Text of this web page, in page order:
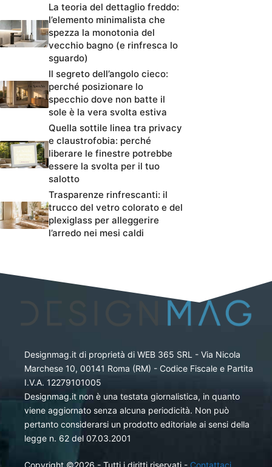
La teoria del dettaglio freddo:
l’elemento minimalista che
spezza la monotonia del
vecchio bagno (e rinfresca lo
sguardo)
Il segreto dell’angolo cieco:
perché posizionare lo
specchio dove non batte il
sole è la vera svolta estiva
Quella sottile linea tra privacy
e claustrofobia: perché
liberare le finestre potrebbe
essere la svolta per il tuo
salotto
Trasparenze rinfrescanti: il
trucco del vetro colorato e del
plexiglass per alleggerire
l’arredo nei mesi caldi
Designmag.it di proprietà di WEB 365 SRL - Via Nicola
Marchese 10, 00141 Roma (RM) - Codice Fiscale e Partita
I.V.A. 12279101005
Designmag.it non è una testata giornalistica, in quanto
viene aggiornato senza alcuna periodicità. Non può
pertanto considerarsi un prodotto editoriale ai sensi della
legge n. 62 del 07.03.2001
Copyright ©2026 - Tutti i diritti riservati - Contattaci